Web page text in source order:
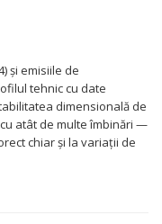
și emisiile de
tehnic cu date
dimensională de
atât de multe îmbinări —
chiar și la variații de